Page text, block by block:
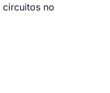
circuitos no